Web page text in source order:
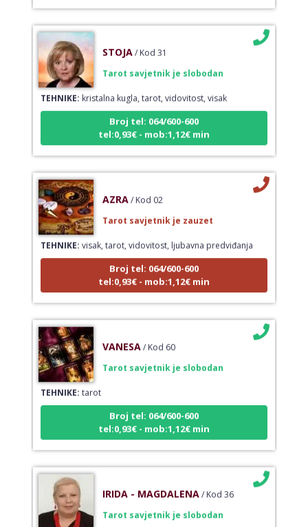
STOJA / Kod 31
Tarot savjetnik je slobodan
TEHNIKE:kristalna kugla, tarot, vidovitost, visak
Broj tel: 064/600-600
tel:0,93€ - mob:1,12€ min
AZRA / Kod 02
Tarot savjetnik je zauzet
TEHNIKE:visak, tarot, vidovitost, ljubavna predviđanja
Broj tel: 064/600-600
tel:0,93€ - mob:1,12€ min
VANESA / Kod 60
Tarot savjetnik je slobodan
TEHNIKE:tarot
Broj tel: 064/600-600
tel:0,93€ - mob:1,12€ min
IRIDA - MAGDALENA / Kod 36
Tarot savjetnik je slobodan